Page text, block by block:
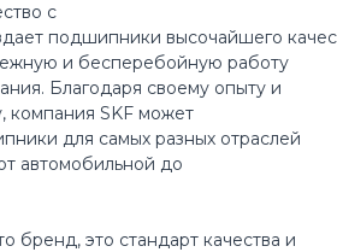
с
подшипники высочайшего
и бесперебойную работу
Благодаря своему опыту и
компания SKF может
для самых разных отраслей
автомобильной до
бренд, это стандарт качества и